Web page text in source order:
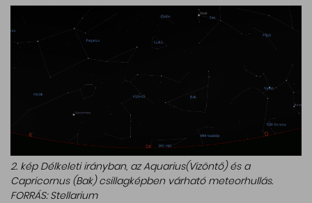
2. kép Délkeleti irányban, az Aquarius(Vizöntő) és a
Capricornus (Bak) csillagképben várható meteorhullás.
FORRÁS: Stellarium